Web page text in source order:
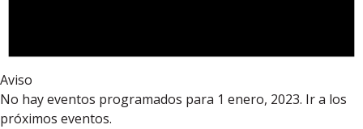
Aviso
No hay eventos programados para 1 enero, 2023. Ir a los
próximos eventos.